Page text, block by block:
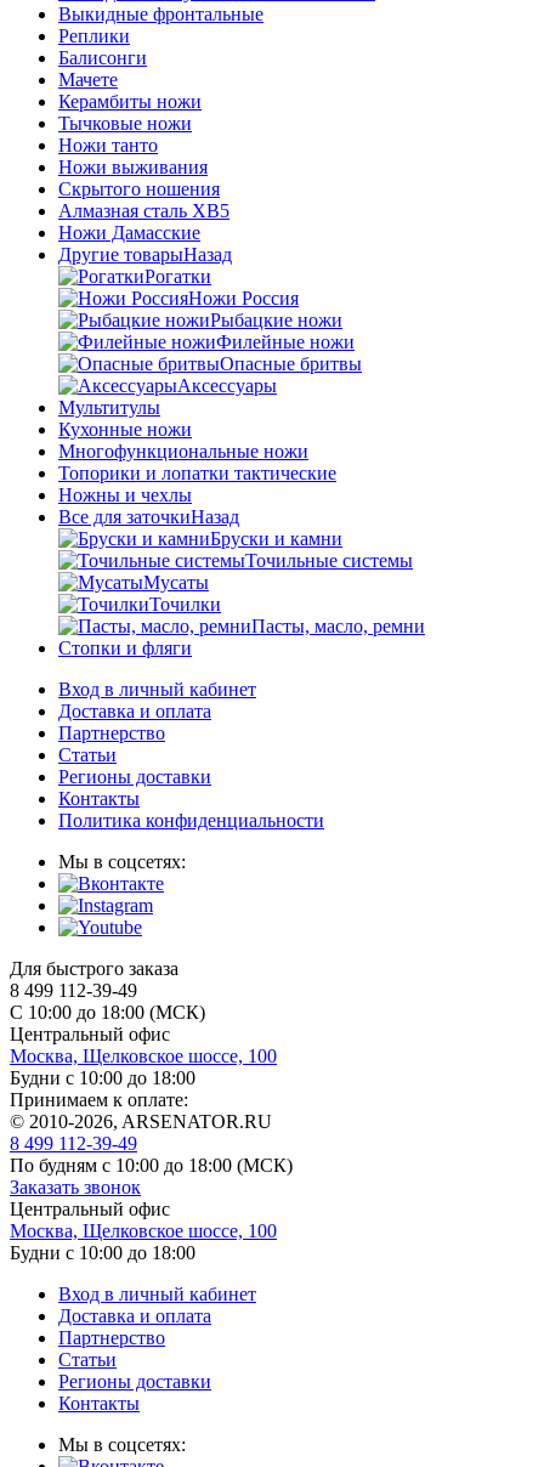
Выкидные фронтальные
Реплики
Балисонги
Мачете
Керамбиты ножи
Тычковые ножи
Ножи танто
Ножи выживания
Скрытого ношения
Алмазная сталь ХВ5
Ножи Дамасские
Другие товарыНазад
Рогатки
Ножи Россия
Рыбацкие ножи
Филейные ножи
Опасные бритвы
Аксессуары
Мультитулы
Кухонные ножи
Многофункциональные ножи
Топорики и лопатки тактические
Ножны и чехлы
Все для заточкиНазад
Бруски и камни
Точильные системы
Мусаты
Точилки
Пасты, масло, ремни
Стопки и фляги
Вход в личный кабинет
Доставка и оплата
Партнерство
Статьи
Регионы доставки
Контакты
Политика конфиденциальности
Мы в соцсетях:
Для быстрого заказа
8 499 112-39-49
С 10:00 до 18:00 (МСК)
Центральный офис
Москва, Щелковское шоссе, 100
Будни с 10:00 до 18:00
Принимаем к оплате:
© 2010-2026, ARSENATOR.RU
8 499 112-39-49
По будням с 10:00 до 18:00 (МСК)
Заказать звонок
Центральный офис
Москва, Щелковское шоссе, 100
Будни с 10:00 до 18:00
Вход в личный кабинет
Доставка и оплата
Партнерство
Статьи
Регионы доставки
Контакты
Мы в соцсетях: